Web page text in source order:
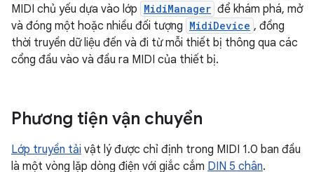
MIDI chủ yếu dựa vào lớp MidiManager để khám phá, mở
và đóng một hoặc nhiều đối tượng MidiDevice , đồng
thời truyền dữ liệu đến và đi từ mỗi thiết bị thông qua các
cổng đầu vào và đầu ra MIDI của thiết bị.
Phương tiện vận chuyển
Lớp truyền tải vật lý được chỉ định trong MIDI 1.0 ban đầu
là một vòng lặp dòng điện với giắc cắm DIN 5 chân.